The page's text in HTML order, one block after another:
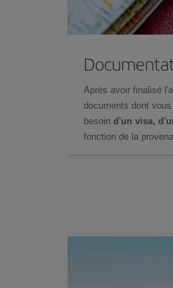
Après avoir finalisé
documents dont
besoin d'un visa,
fonction de la